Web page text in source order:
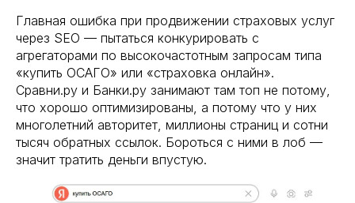
Главная ошибка при продвижении страховых услуг
через SEO — пытаться конкурировать с
агрегаторами по высокочастотным запросам типа
«купить ОСАГО» или «страховка онлайн».
Сравни.ру и Банки.ру занимают там топ не потому,
что хорошо оптимизированы, а потому что у них
многолетний авторитет, миллионы страниц и сотни
тысяч обратных ссылок. Бороться с ними в лоб —
значит тратить деньги впустую.